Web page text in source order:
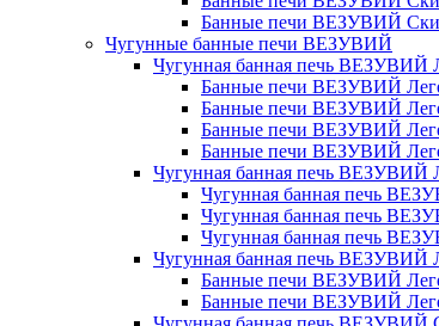
Банные печи ВЕЗУВИЙ
Чугунные банные печи ВЕЗУВИЙ
Чугунная банная печь ВЕЗУВИЙ
Банные печи ВЕЗУВИЙ
Банные печи ВЕЗУВИЙ
Банные печи ВЕЗУВИЙ
Банные печи ВЕЗУВИЙ
Чугунная банная печь ВЕЗУВИЙ
Чугунная банная печь
Чугунная банная печь
Чугунная банная печь
Чугунная банная печь ВЕЗУВИЙ
Банные печи ВЕЗУВИЙ
Банные печи ВЕЗУВИЙ